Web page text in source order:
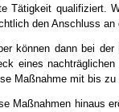
Tätigkeit qualifiziert.
den Anschluss
können dann bei
eines
Maßnahme mit bis
Maßnahmen hinaus